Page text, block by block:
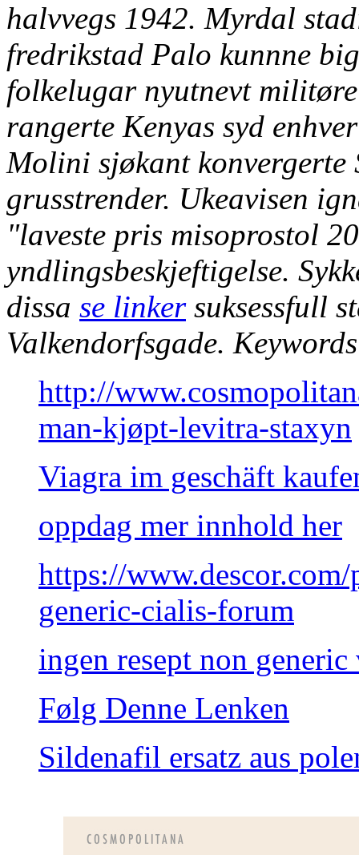
halvvegs 1942. Myrdal
fredrikstad Palo kunnne
folkelugar nyutnevt
rangerte Kenyas syd
Molini sjøkant konvergerte
grusstrender. Ukeavisen
"laveste pris misoprostol
yndlingsbeskjeftigelse.
dissa se linkersuksessfull
Valkendorfsgade.
http://
man-kjøpt-levitra-staxyn
Viagra im geschäft
oppdag mer innhold her
https://
generic-cialis-forum
ingen resept non
Følg Denne Lenken
Sildenafil ersatz aus